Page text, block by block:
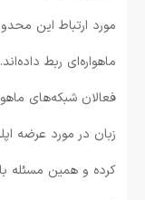
مورد ارتباط این
ماهواره‌ای ربط
فعالان شبکه‌های
زبان در مورد عرضه
کرده و همین مسئله